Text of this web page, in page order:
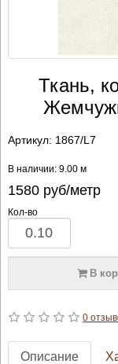
Ткань,
Артикул: 1867/L7
В наличии: 9.00 м
1580руб/метр
Кол-во
В
0
Описание